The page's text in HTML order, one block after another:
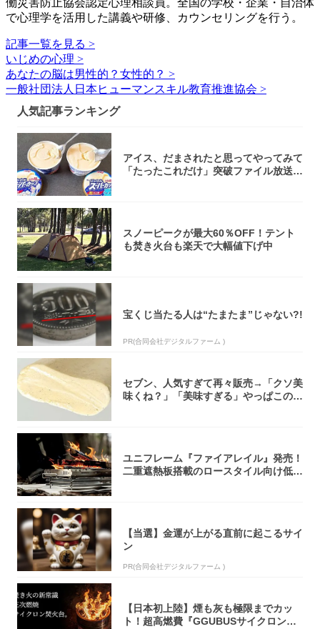
で心理学を活用した講義や研修、カウンセリングを行う。
記事一覧を見る >
いじめの心理 >
あなたの脳は男性的？女性的？ >
一般社団法人日本ヒューマンスキル教育推進協会 >
人気記事ランキング
アイス、だまされたと思ってやってみて
「たったこれだけ」突破ファイル放送で
スノーピークが最大60％OFF！テント
も焚き火台も楽天で大幅値下げ中
宝くじ当たる人は“たまたま”じゃない?!
PR(合同会社デジタルファーム )
セブン、人気すぎて再々販売→「クソ美
味くね？」「美味すぎる」やっぱこのク
ユニフレーム『ファイアレイル』発売！
二重遮熱板搭載のロースタイル向け低型
【当選】金運が上がる直前に起こるサイ
ン
PR(合同会社デジタルファーム )
【日本初上陸】煙も灰も極限までカッ
ト！超高燃費『GGUBUSサイクロン焚